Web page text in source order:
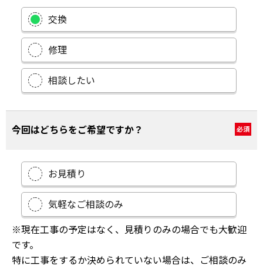
交換
修理
相談したい
今回はどちらをご希望ですか？ 必須
お見積り
気軽なご相談のみ
※現在工事の予定はなく、見積りのみの場合でも大歓迎
です。
特に工事をするか決められていない場合は、ご相談のみ